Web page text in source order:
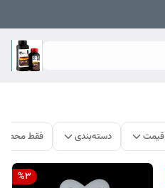
قیمت دسته‌بندی فقط
%3